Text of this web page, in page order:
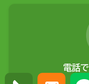
電話